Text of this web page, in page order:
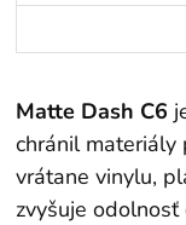
Matte Dash C6
chránil materiály
vrátane vinylu,
zvyšuje